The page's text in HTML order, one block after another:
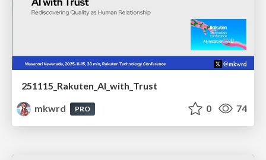
251115_Rakuten_AI_with_Trust
mkwrd
PRO 0 74